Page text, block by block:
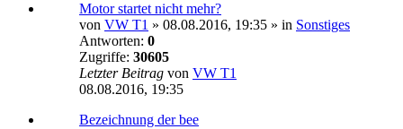
Motor startet nicht mehr?
von VW T1 » 08.08.2016, 19:35 » in Sonstiges
Antworten: 0
Zugriffe: 30605
Letzter Beitrag von VW T1
08.08.2016, 19:35
Bezeichnung der bee